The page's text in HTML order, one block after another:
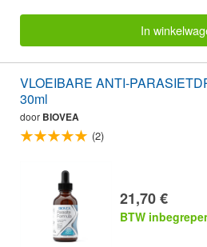
In
VLOEIBARE ANTI-
30ml
door BIOVEA
(2)
21,70 €
BTW